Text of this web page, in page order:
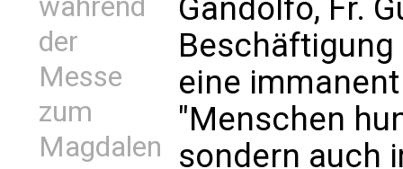
während
der
Messe
zum
Magdalen
Gandolfo, Fr.
eine
"Menschen
sondern auch